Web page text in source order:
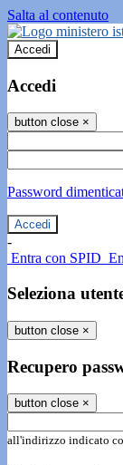
Salta al contenuto
Accedi
Accedi
button close ×
Password
-
Entra con SPID
Seleziona
button close ×
Recupero
button close ×
all'indirizzo indicato